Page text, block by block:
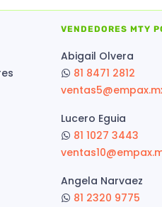
VENDEDORES MTY
Abigail Olvera
81 8471 2812
Lucero Eguia
81 1027 3443
Angela Narvaez
81 2320 9775